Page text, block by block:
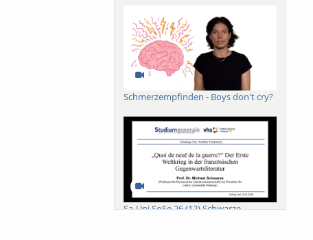
Schmerzempfinden - Boys don't cry?
Sa-Uni SoSe 26 (12) Schwarze